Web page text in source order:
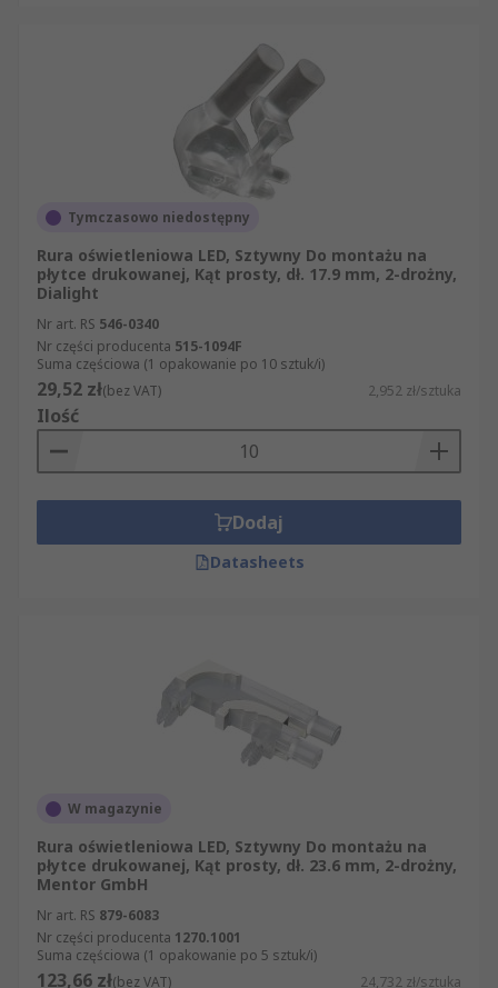
Tymczasowo niedostępny
Rura oświetleniowa LED, Sztywny Do montażu na
płytce drukowanej, Kąt prosty, dł. 17.9 mm, 2-drożny,
Dialight
Nr art. RS 546-0340
Nr części producenta 515-1094F
Suma częściowa (1 opakowanie po 10 sztuk/i)
29,52 zł(bez VAT) 2,952 zł/sztuka
Ilość
Dodaj
Datasheets
W magazynie
Rura oświetleniowa LED, Sztywny Do montażu na
płytce drukowanej, Kąt prosty, dł. 23.6 mm, 2-drożny,
Mentor GmbH
Nr art. RS 879-6083
Nr części producenta 1270.1001
Suma częściowa (1 opakowanie po 5 sztuk/i)
123,66 zł(bez VAT) 24,732 zł/sztuka